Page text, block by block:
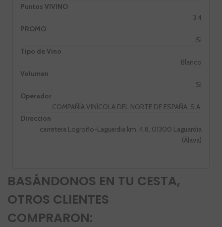
Puntos VIVINO
3,4
PROMO
Si
Tipo de Vino
Blanco
Volumen
SI
Operador
COMPAÑÍA VINÍCOLA DEL NORTE DE ESPAÑA, S.A.
Direccion
carretera Logroño-Laguardia km. 4,8, 01300 Laguardia
(Álava)
BASÁNDONOS EN TU CESTA,
OTROS CLIENTES
COMPRARON: